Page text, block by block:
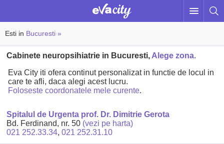
Esti in Bucuresti »
Cabinete neuropsihiatrie in Bucuresti, Alege zona.
Eva City iti ofera continut personalizat in functie de locul in
care te afli, daca alegi acest lucru.
Foloseste coordonatele mele curente.
Spitalul de Urgenta prof. Dr. Dimitrie Gerota
Bd. Ferdinand, nr. 50 (vezi pe harta)
021 252.33.34,021 252.31.10